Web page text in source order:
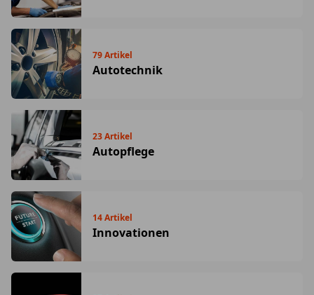
79Artikel
Autotechnik
23Artikel
Autopflege
14Artikel
Innovationen